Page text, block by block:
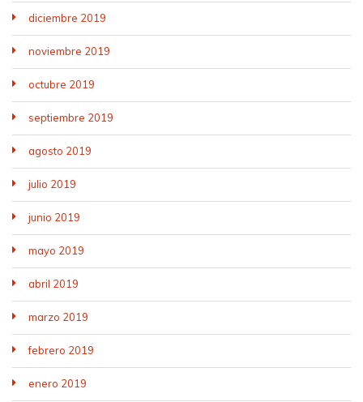
diciembre 2019
noviembre 2019
octubre 2019
septiembre 2019
agosto 2019
julio 2019
junio 2019
mayo 2019
abril 2019
marzo 2019
febrero 2019
enero 2019